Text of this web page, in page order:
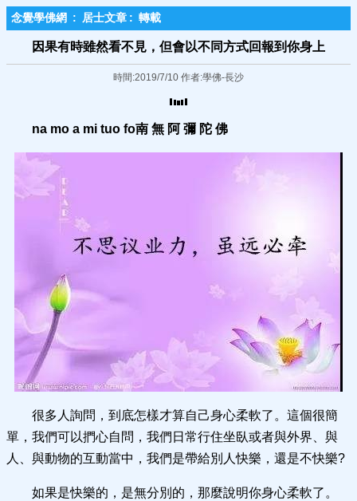
念覺學佛網 : 居士文章 : 轉載
因果有時雖然看不見，但會以不同方式回報到你身上
時間:2019/7/10 作者:學佛-長沙
na mo a mi tuo fo南 無 阿 彌 陀 佛
很多人詢問，到底怎樣才算自己身心柔軟了。這個很簡
單，我們可以捫心自問，我們日常行住坐臥或者與外界、與
人、與動物的互動當中，我們是帶給別人快樂，還是不快樂?
如果是快樂的，是無分別的，那麼說明你身心柔軟了。